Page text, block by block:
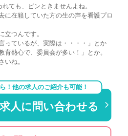
ても、ピンときませんよね。
に在籍していた方の生の声を看護プロ
立つんです。
っているが、実際は・・・・」とか
育熱心で、委員会が多い！」とか。
いね。
！他の求人のご紹介も可能！
人に問い合わせる